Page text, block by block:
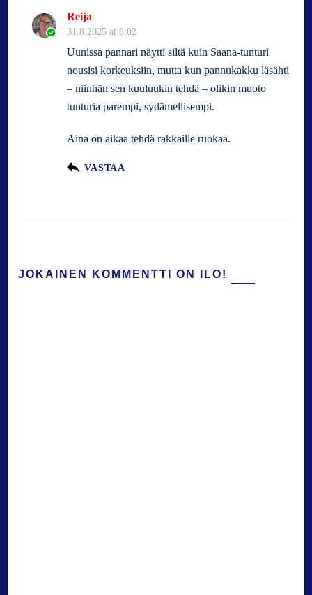
Reija
31.8.2025 at 8:02
Uunissa pannari näytti siltä kuin Saana-tunturi
nousisi korkeuksiin, mutta kun pannukakku läsähti
– niinhän sen kuuluukin tehdä – olikin muoto
tunturia parempi, sydämellisempi.
Aina on aikaa tehdä rakkaille ruokaa.
VASTAA
JOKAINEN KOMMENTTI ON ILO!